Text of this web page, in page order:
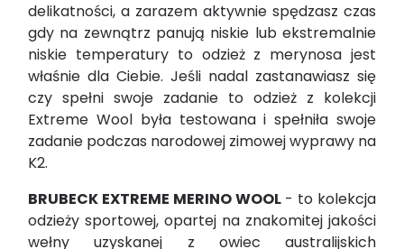
delikatności, a zarazem aktywnie spędzasz czas
gdy na zewnątrz panują niskie lub ekstremalnie
niskie temperatury to odzież z merynosa jest
właśnie dla Ciebie. Jeśli nadal zastanawiasz się
czy spełni swoje zadanie to odzież z kolekcji
Extreme Wool była testowana i spełniła swoje
zadanie podczas narodowej zimowej wyprawy na
K2.
BRUBECK EXTREME MERINO WOOL- to kolekcja
odzieży sportowej, opartej na znakomitej jakości
wełny uzyskanej z owiec australijskich